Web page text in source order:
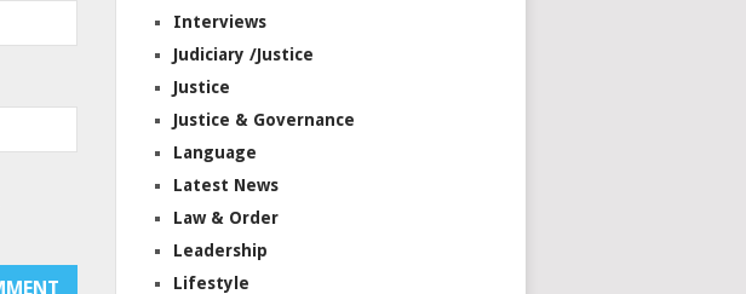
Interviews
Judiciary /Justice
Justice
Justice & Governance
Language
Latest News
Law & Order
Leadership
Lifestyle